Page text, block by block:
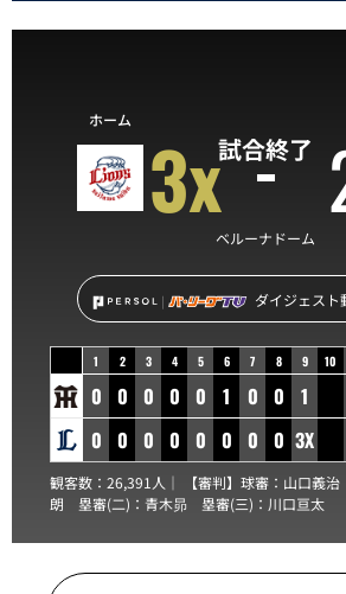
試合終了
ホーム
3x
ベルーナドーム
ダイジェスト
1 2 3 4 5 6 7 8 9 10
0 0 0 0 0 1 0 0
1
0 0 0 0 0 0 0 0 3X
観客数：26,391人｜ 【審判】球審： 山口義治
朗 塁審(二)： 青木昴 塁審(三)： 川口亘太